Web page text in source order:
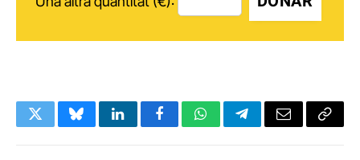
TwitterBlueskyLinkedInFacebookWhatsAppTelegramEmail Copy